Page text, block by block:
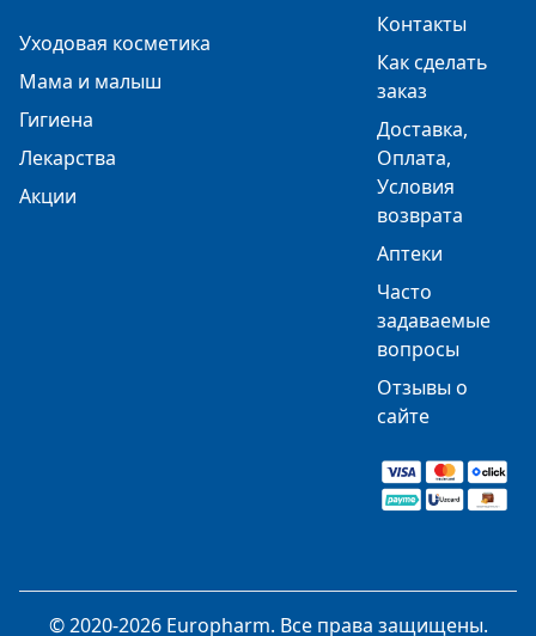
Уходовая косметика
Мама и малыш
Гигиена
Лекарства
Акции
Контакты
Как сделать
заказ
Доставка,
Оплата,
Условия
возврата
Аптеки
Часто
задаваемые
вопросы
Отзывы о
сайте
© 2020-2026 Europharm. Все права защищены.